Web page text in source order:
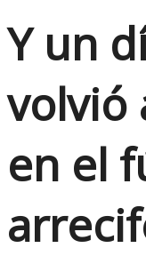
Y un
volvió
en el